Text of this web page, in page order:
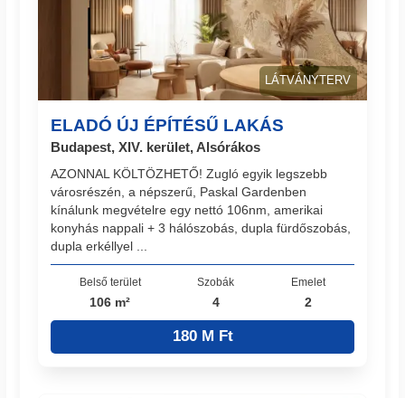
LÁTVÁNYTERV
ELADÓ ÚJ ÉPÍTÉSŰ LAKÁS
Budapest, XIV. kerület, Alsórákos
AZONNAL KÖLTÖZHETŐ! Zugló egyik legszebb
városrészén, a népszerű, Paskal Gardenben
kínálunk megvételre egy nettó 106nm, amerikai
konyhás nappali + 3 hálószobás, dupla fürdőszobás,
dupla erkéllyel ...
Belső terület
106 m²
Szobák
4
Emelet
2
180 M Ft